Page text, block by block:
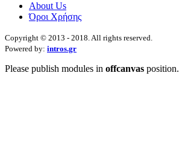
About Us
Όροι Χρήσης
Copyright © 2013 - 2018. All rights reserved.
Powered by: intros.gr
Please publish modules in offcanvas position.